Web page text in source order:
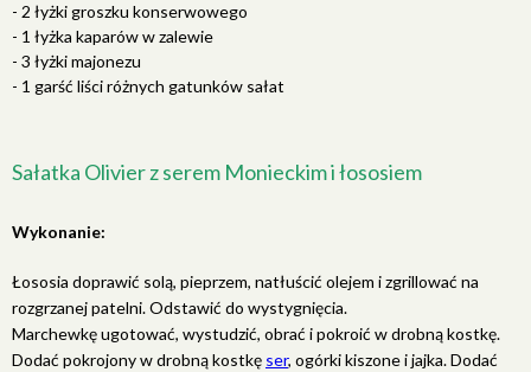
- 2 łyżki groszku konserwowego
- 1 łyżka kaparów w zalewie
- 3 łyżki majonezu
- 1 garść liści różnych gatunków sałat
Sałatka Olivier z serem Monieckim i łososiem
Wykonanie:
Łososia doprawić solą, pieprzem, natłuścić olejem i zgrillować na
rozgrzanej patelni. Odstawić do wystygnięcia.
Marchewkę ugotować, wystudzić, obrać i pokroić w drobną kostkę.
Dodać pokrojony w drobną kostkę ser, ogórki kiszone i jajka. Dodać